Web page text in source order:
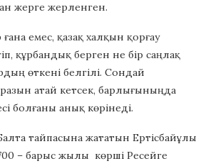
жерге жерленген.
емес, қазақ халқын қорғау
құрбандық берген не бір саңлақ
өткені белгілі. Сондай
атай кетсек, барлығыныңда
болғаны анық көрінеді.
тайпасына жататын Ертісбайұлы
– ба­рыс жылы көрші Ресейге